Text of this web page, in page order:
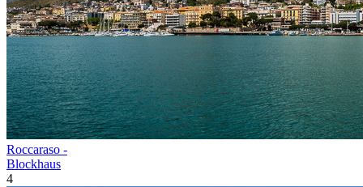
Roccaraso -
Blockhaus
4